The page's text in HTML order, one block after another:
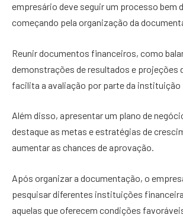
empresário deve seguir um processo bem
começando pela organização da
Reunir documentos financeiros, como
demonstrações de resultados e projeções
facilita a avaliação por parte da instituição
Além disso, apresentar um plano de
destaque as metas e estratégias de
aumentar as chances de aprovação.
Após organizar a documentação, o
pesquisar diferentes instituições
aquelas que oferecem condições